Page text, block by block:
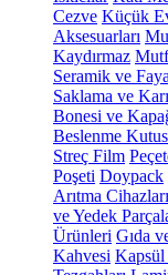
Cezve Küçük
Aksesuarları
Kaydırmaz
Seramik ve
Saklama ve
Bonesi ve
Beslenme
Streç Film
Poşeti Doypack
Arıtma Cihazları
ve Yedek
Ürünleri Gıda
Kahvesi